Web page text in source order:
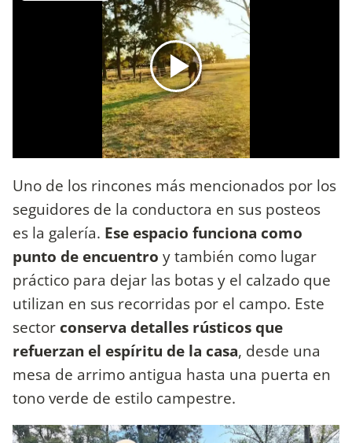
Uno de los rincones más mencionados por los
seguidores de la conductora en sus posteos
es la galería. Ese espacio funciona como
punto de encuentro y también como lugar
práctico para dejar las botas y el calzado que
utilizan en sus recorridas por el campo. Este
sector conserva detalles rústicos que
refuerzan el espíritu de la casa, desde una
mesa de arrimo antigua hasta una puerta en
tono verde de estilo campestre.